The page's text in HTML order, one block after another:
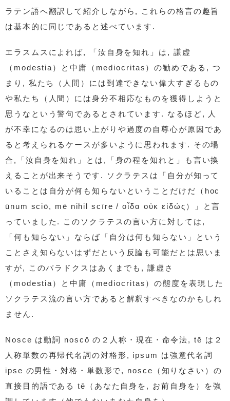
ラテン語へ翻訳して紹介しながら, これらの格言の趣旨
は基本的に同じであると述べています.
エラスムスによれば, 「汝自身を知れ」は, 謙虚
（modestia）と中庸（mediocritas）の勧めである, つ
まり, 私たち（人間）には到達できない偉大すぎるもの
や私たち（人間）には身分不相応なものを獲得しようと
思うなという警句であるとされています. なるほど, 人
が不幸になるのは思い上がりや過度の自尊心が原因であ
ると考えられるケースが多いように思われます. その場
合,「汝自身を知れ」とは,「身の程を知れと」も言い換
えることが出来そうです. ソクラテスは「自分が知って
いることは自分が何も知らないということだけだ（hoc
ūnum sciō, mē nihil scīre / οἶδα οὐκ εἰδώς）」と言
っていました. このソクラテスの言い方に対しては,
「何も知らない」ならば「自分は何も知らない」という
ことさえ知らないはずだという反論も可能だとは思いま
すが, このパラドクスはあくまでも, 謙虚さ
（modestia）と中庸（mediocritas）の態度を表現した
ソクラテス流の言い方であると解釈すべきなのかもしれ
ません.
Nosce は動詞 noscō の２人称・現在・命令法, tē は２
人称単数の再帰代名詞の対格形, ipsum は強意代名詞
ipse の男性・対格・単数形で, nosce（知りなさい）の
直接目的語である tē（あなた自身を, お前自身を）を強